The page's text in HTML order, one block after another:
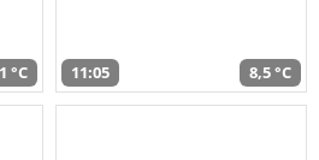
°C 11:05 8,5 °C